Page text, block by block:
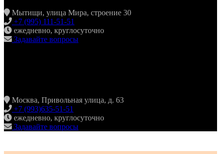
Мытищи, улица Мира, строение 30
+7 (995) 111-51-51
ежедневно, круглосуточно
Задавайте вопросы
Москва, Привольная улица, д. 63
+7 (993)635-51-51
ежедневно, круглосуточно
Задавайте вопросы